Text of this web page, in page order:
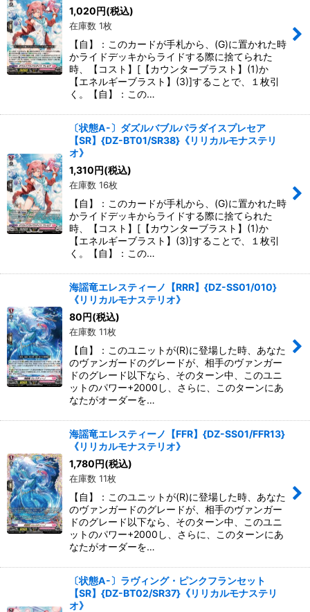
1,020円(税込)
在庫数 1枚
【自】：このカードが手札から、(G)に置かれた時
かライドデッキからライドする際に捨てられた
時、【コスト】[【カウンターブラスト】(1)か
【エネルギーブラスト】(3)]することで、１枚引
く。【自】：この…
〔状態A-〕ダズルバブルパラダイスプレセア
【SR】{DZ-BT01/SR38}《リリカルモナステリ
オ》
1,310円(税込)
在庫数 16枚
【自】：このカードが手札から、(G)に置かれた時
かライドデッキからライドする際に捨てられた
時、【コスト】[【カウンターブラスト】(1)か
【エネルギーブラスト】(3)]することで、１枚引
く。【自】：この…
海謡竜エレスティーノ【RRR】{DZ-SS01/010}
《リリカルモナステリオ》
80円(税込)
在庫数 11枚
【自】：このユニットが(R)に登場した時、あなた
のヴァンガードのグレードが、相手のヴァンガー
ドのグレード以下なら、そのターン中、このユニ
ットのパワー+2000し、さらに、このターンにあ
なたがオーダーを…
海謡竜エレスティーノ【FFR】{DZ-SS01/FFR13}
《リリカルモナステリオ》
1,780円(税込)
在庫数 11枚
【自】：このユニットが(R)に登場した時、あなた
のヴァンガードのグレードが、相手のヴァンガー
ドのグレード以下なら、そのターン中、このユニ
ットのパワー+2000し、さらに、このターンにあ
なたがオーダーを…
〔状態A-〕ラヴィング・ピンクフランセット
【SR】{DZ-BT02/SR37}《リリカルモナステリ
オ》